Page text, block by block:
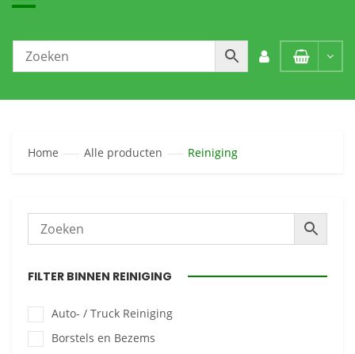
Home Alle producten Reiniging
FILTER BINNEN REINIGING
Auto- / Truck Reiniging
Borstels en Bezems